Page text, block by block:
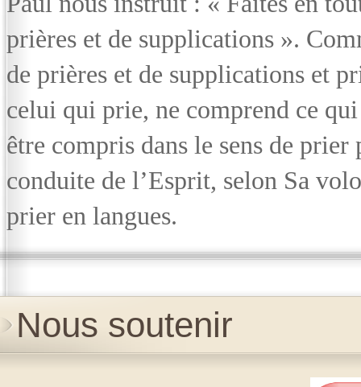
prières et de supplications ».
de prières et de supplications et
celui qui prie, ne comprend ce
être compris dans le sens de
conduite de l’Esprit, selon Sa
prier en langues.
Nous soutenir